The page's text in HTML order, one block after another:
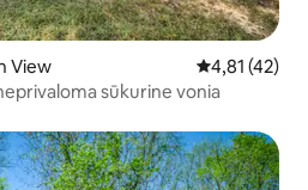
View Vidutinis
4,81 (42)
sūkurine vonia